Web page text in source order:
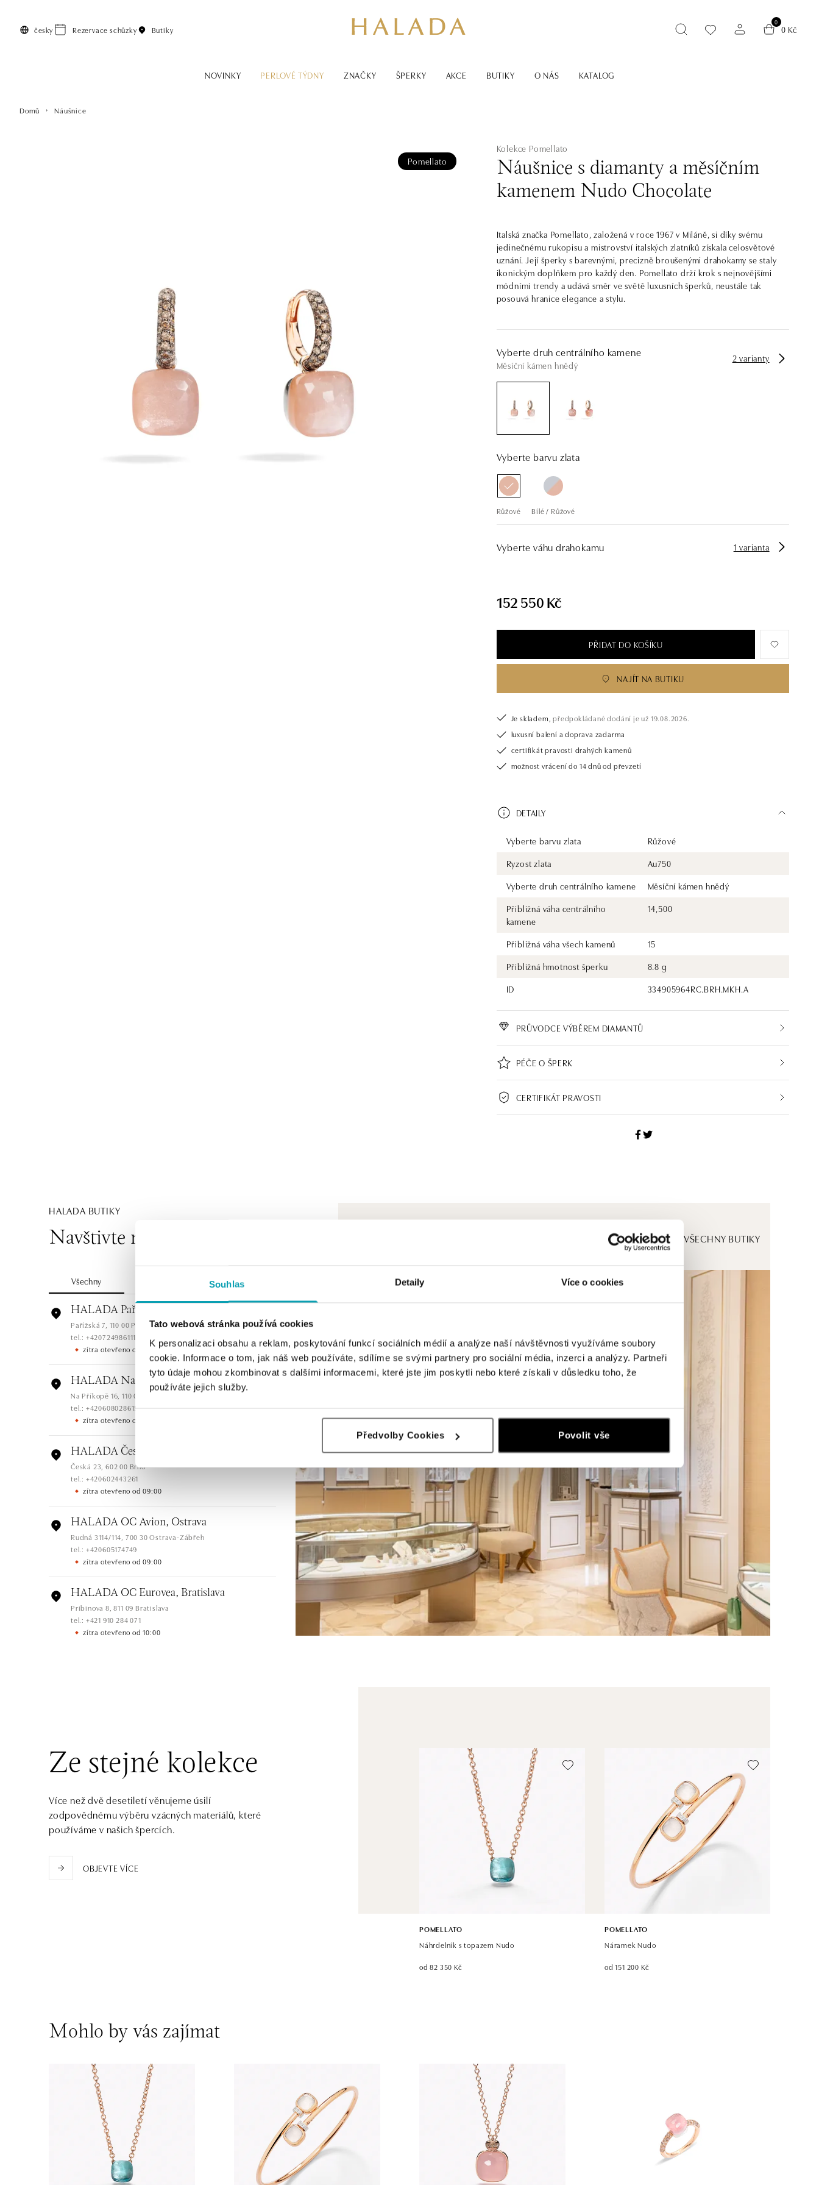
Souhlas Detaily Více o cookies
Tato webová stránka používá cookies
K personalizaci obsahu a reklam, poskytování funkcí sociálních médií a analýze naší návštěvnosti využíváme soubory
cookie. Informace o tom, jak náš web používáte, sdílíme se svými partnery pro sociální média, inzerci a analýzy. Partneři
tyto údaje mohou zkombinovat s dalšími informacemi, které jste jim poskytli nebo které získali v důsledku toho, že
používáte jejich služby.
Předvolby Cookies Povolit vše
česky Rezervace schůzky Butiky
0
0 Kč
NOVINKY PERLOVÉ TÝDNY ZNAČKY ŠPERKY AKCE BUTIKY O NÁS KATALOG
Domů Náušnice
Pomellato
Kolekce Pomellato
Náušnice s diamanty a měsíčním
kamenem Nudo Chocolate
Italská značka Pomellato, založená v roce 1967 v Miláně, si díky svému
jedinečnému rukopisu a mistrovství italských zlatníků získala celosvětové
uznání. Její šperky s barevnými, precizně broušenými drahokamy se staly
ikonickým doplňkem pro každý den. Pomellato drží krok s nejnovějšími
módními trendy a udává směr ve světě luxusních šperků, neustále tak
posouvá hranice elegance a stylu.
Vyberte druh centrálního kamene
Měsíční kámen hnědý
2 varianty
Vyberte barvu zlata
Růžové Bílé / Růžové
Vyberte váhu drahokamu 1 varianta
152 550 Kč
PŘIDAT DO KOŠÍKU
NAJÍT NA BUTIKU
Je skladem, předpokládané dodání je už 19.08.2026.
luxusní balení a doprava zadarma
certifikát pravosti drahých kamenů
možnost vrácení do 14 dnů od převzetí
DETAILY
Vyberte barvu zlata
Růžové
Ryzost zlata
Au750
Vyberte druh centrálního kamene
Měsíční kámen hnědý
Přibližná váha centrálního
kamene
14,500
Přibližná váha všech kamenů
15
Přibližná hmotnost šperku
8.8 g
ID
334905964RC.BRH.MKH.A
PRŮVODCE VÝBĚREM DIAMANTŮ
PÉČE O ŠPERK
CERTIFIKÁT PRAVOSTI
HALADA BUTIKY
Navštivte naše butiky ZOBRAZIT VŠECHNY BUTIKY
Všechny Slovensko
HALADA Pařížská, Praha
Pařížská 7, 110 00 Praha 1
tel.: +420724986111
zítra otevřeno od 10:00
HALADA Na Příkopě, Praha
Na Příkopě 16, 110 00 Praha 1
tel.: +420608028615
zítra otevřeno od 09:00
HALADA Česká, Brno
Česká 23, 602 00 Brno
tel.: +420602443261
zítra otevřeno od 09:00
HALADA OC Avion, Ostrava
Rudná 3114/114, 700 30 Ostrava-Zábřeh
tel.: +420605174749
zítra otevřeno od 09:00
HALADA OC Eurovea, Bratislava
Pribinova 8, 811 09 Bratislava
tel.: +421 910 284 071
zítra otevřeno od 10:00
Einsteinova 18, 851 01 Bratislava
tel.: +421 917 090 891
zítra otevřeno od 09:00
Ze stejné kolekce
Více než dvě desetiletí věnujeme úsilí
zodpovědnému výběru vzácných materiálů, které
používáme v našich špercích.
OBJEVTE VÍCE
POMELLATO
Náhrdelník s topazem Nudo
od 82 350 Kč
POMELLATO
Náramek Nudo
od 151 200 Kč
Mohlo by vás zajímat